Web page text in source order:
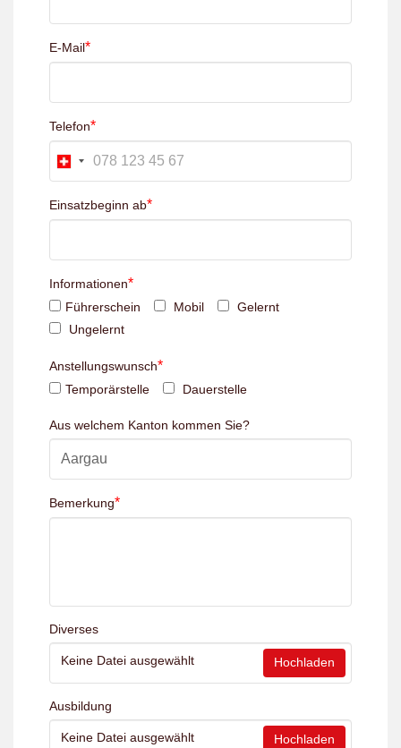
E-Mail*
Telefon*
Einsatzbeginn ab*
Informationen*
Führerschein Mobil
Gelernt
Ungelernt
Anstellungswunsch*
Temporärstelle Dauerstelle
Aus welchem Kanton kommen Sie?
Bemerkung*
Diverses
Keine Datei ausgewählt Hochladen
Ausbildung
Keine Datei ausgewählt Hochladen